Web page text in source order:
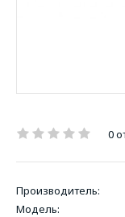
0
Производитель:
Модель: